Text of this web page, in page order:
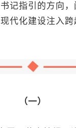
指引的方向，
代化建设注入
（一）